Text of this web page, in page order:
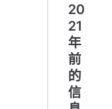
20
21
年
前
的
信